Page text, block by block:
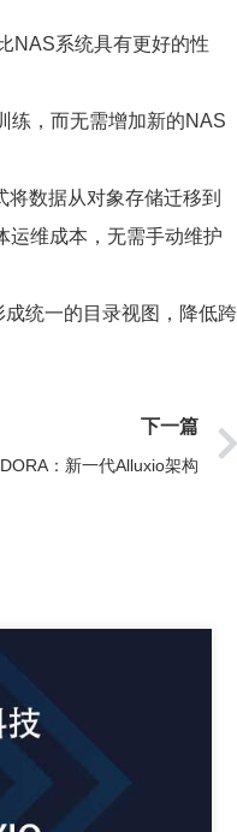
NAS系统具有更好的性
练，而无需增加新的NAS
数据从对象存储迁移到
运维成本，无需手动维护
统一的目录视图，降低跨
下一篇
：新一代Alluxio架构